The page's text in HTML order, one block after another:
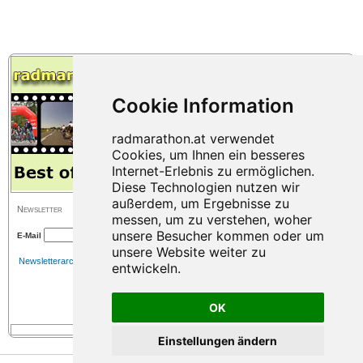
OK
Einstellungen ändern
Newsletter
E-Mail
Newsletterarchiv